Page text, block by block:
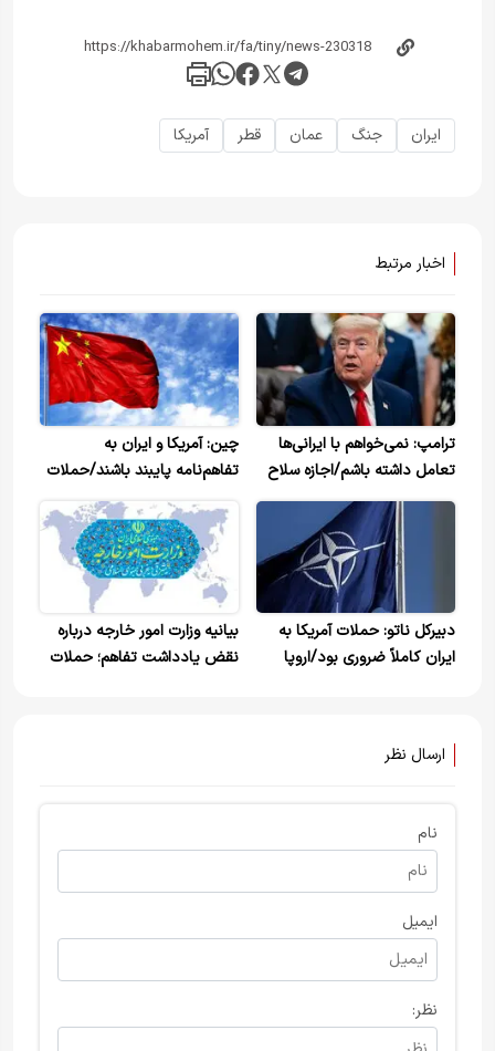
ایران جنگ عمان قطر آمریکا
اخبار مرتبط
ترامپ: نمی‌خواهم با ایرانی‌ها
تعامل داشته باشم/اجازه سلاح
هسته‌ای به ایران را
نمی‌دهیم+ویدیو
چین: آمریکا و ایران به
تفاهم‌نامه پایبند باشند/حملات
هوایی منازعه را حل نمی‌کند
دبیرکل ناتو: حملات آمریکا به
ایران کاملاً ضروری بود/اروپا
بیانیه وزارت امور خارجه درباره
نقض یادداشت تفاهم؛ حملات
ارسال نظر
نام
ایمیل
نظر: